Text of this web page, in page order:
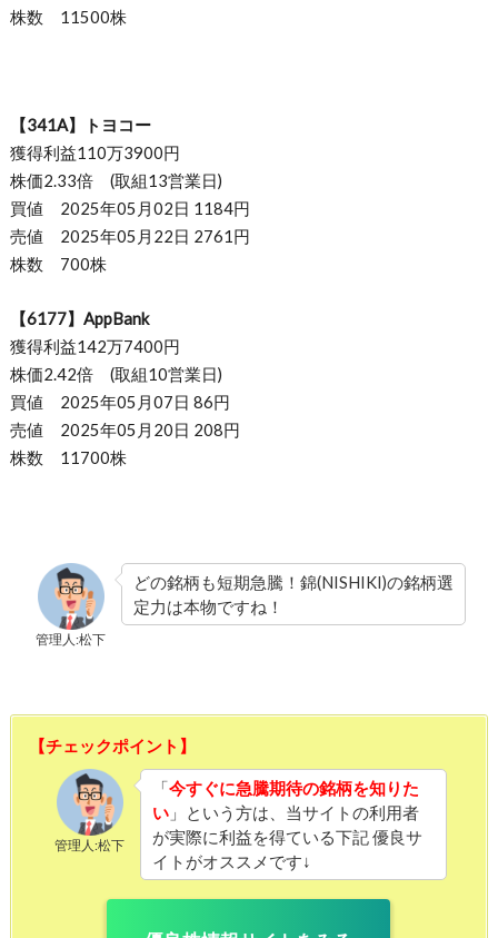
株数 11500株
【341A】トヨコー
獲得利益110万3900円
株価2.33倍 (取組13営業日)
買値 2025年05月02日 1184円
売値 2025年05月22日 2761円
株数 700株
【6177】AppBank
獲得利益142万7400円
株価2.42倍 (取組10営業日)
買値 2025年05月07日 86円
売値 2025年05月20日 208円
株数 11700株
管理人:松下
どの銘柄も短期急騰！錦(NISHIKI)の銘柄選
定力は本物ですね！
【チェックポイント】
管理人:松下
「今すぐに急騰期待の銘柄を知りた
い」という方は、当サイトの利用者
が実際に利益を得ている下記 優良サ
イトがオススメです↓